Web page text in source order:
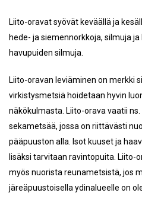
Liito-oravat syövät keväällä ja
hede- ja siemennorkkoja, silmuja
havupuiden silmuja.
Liito-oravan leviäminen on merkki
virkistysmetsiä hoidetaan hyvin
näkökulmasta. Liito-orava vaatii
sekametsää, jossa on riittävästi
pääpuuston alla. Isot kuuset ja
lisäksi tarvitaan ravintopuita. Liito-
myös nuorista reunametsistä, jos
järeäpuustoisella ydinalueelle on